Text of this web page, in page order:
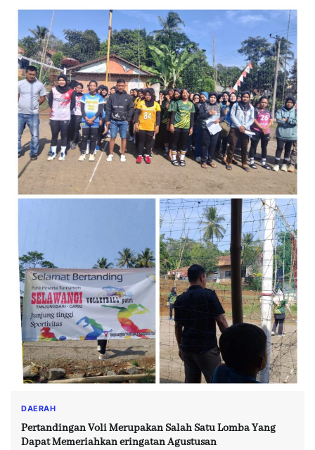
DAERAH
Pertandingan Voli Merupakan Salah Satu Lomba Yang
Dapat Memeriahkan eringatan Agustusan